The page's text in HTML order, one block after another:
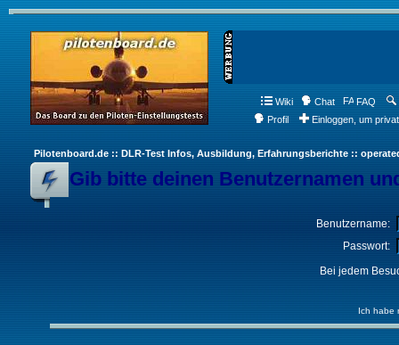
Wiki Chat FAQ
Profil
Einloggen, um
Pilotenboard.de :: DLR-Test Infos, Ausbildung, Erfahrungsberichte ::
Gib bitte deinen Benutzernamen
Benutzername:
Passwort:
Bei jedem
Ich habe